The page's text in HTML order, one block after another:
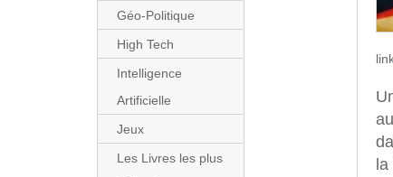
Géo-Politique
High Tech
Intelligence
Artificielle
Jeux
Les Livres les plus